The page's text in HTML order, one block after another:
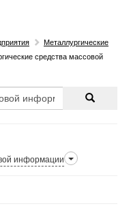
Металлургические
средства массовой
информации